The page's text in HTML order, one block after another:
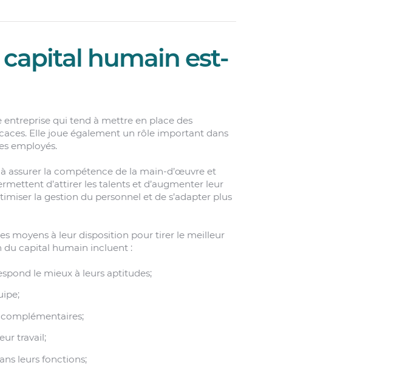
humain est-
qui tend à mettre en place des
Elle joue également un rôle important dans
employés.
assurer la compétence de la main-d’œuvre et
d’attirer les talents et d’augmenter leur
la gestion du personnel et de s’adapter plus
moyens à leur disposition pour tirer le meilleur
du capital humain incluent :
le mieux à leurs aptitudes;
travail;
leurs fonctions;